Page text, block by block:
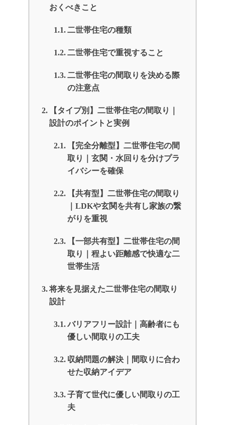
おくべきこと
二世帯住宅の種類
二世帯住宅で重視すること
二世帯住宅の間取りを決める際
の注意点
【タイプ別】二世帯住宅の間取り｜
設計のポイントと実例
【完全分離型】二世帯住宅の間
取り｜玄関・水回りを分けプラ
イバシーを確保
【共有型】二世帯住宅の間取り
｜LDKや玄関を共有し家族の繋
がりを重視
【一部共有型】二世帯住宅の間
取り｜程よい距離感で快適な二
世帯生活
将来を見据えた二世帯住宅の間取り
設計
バリアフリー設計｜高齢者にも
優しい間取りの工夫
収納問題の解決｜間取りに合わ
せた収納アイデア
子育て世代に優しい間取りの工
夫